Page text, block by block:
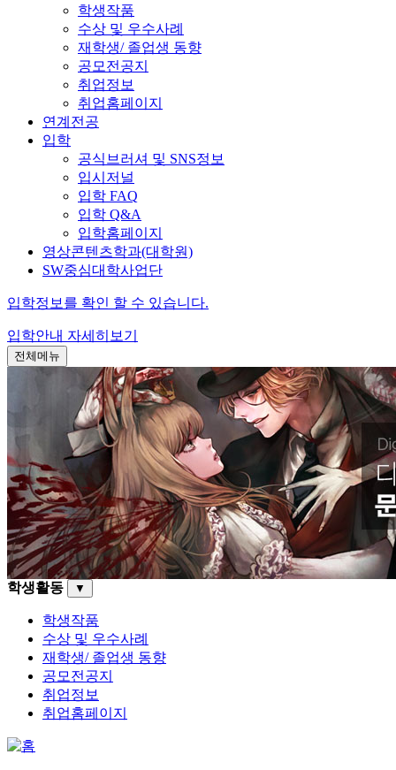
학생작품
수상 및 우수사례
재학생/ 졸업생 동향
공모전공지
취업정보
취업홈페이지
연계전공
입학
공식브러셔 및 SNS정보
입시저널
입학 FAQ
입학 Q&A
입학홈페이지
영상콘텐츠학과(대학원)
SW중심대학사업단
입학정보를 확인 할 수 있습니다.
입학안내 자세히보기
전체메뉴
학생활동 ▼
학생작품
수상 및 우수사례
재학생/ 졸업생 동향
공모전공지
취업정보
취업홈페이지